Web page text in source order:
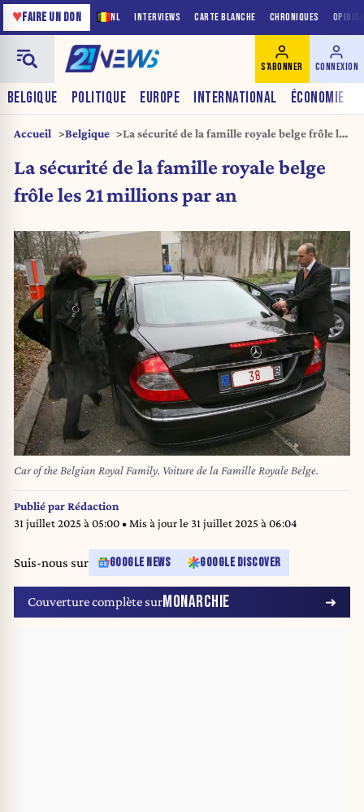
NL INTERVIEWS CARTE BLANCHE CHRONIQUES
♥FAIRE UN DON
BELGIQUE POLITIQUE EUROPE INTERNATIONAL ÉCONOMIE
S'ABONNER CONNEXION
Accueil Belgique
La sécurité de la famille royale belge frôle les
La sécurité de la famille royale belge
frôle les 21 millions par an
Car of the Belgian Royal Family. Voiture de la Famille Royale Belge.
Publié parRédaction
31 juillet 2025 à 05:00• Mis à jour le 31 juillet 2025 à 06:04
Suis-nous sur GOOGLE NEWS GOOGLE DISCOVER
Couverture complète surMONARCHIE